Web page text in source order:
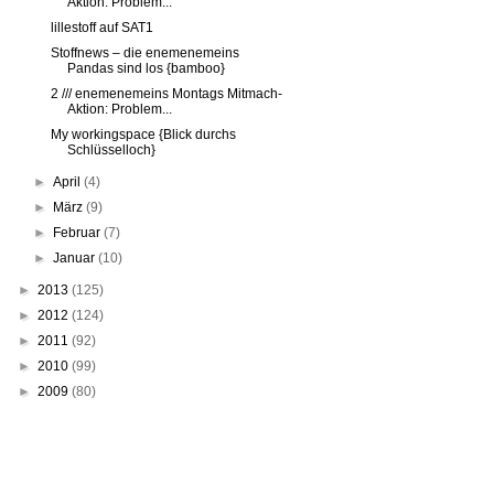
lillestoff auf SAT1
Stoffnews – die enemenemeins
Pandas sind los {bamboo}
2 /// enemenemeins Montags Mitmach-
Aktion: Problem...
My workingspace {Blick durchs
Schlüsselloch}
►April (4)
►
März (9)
►
Februar (7)
►Januar (10)
► 2013 (125)
► 2012 (124)
► 2011 (92)
► 2010 (99)
► 2009 (80)